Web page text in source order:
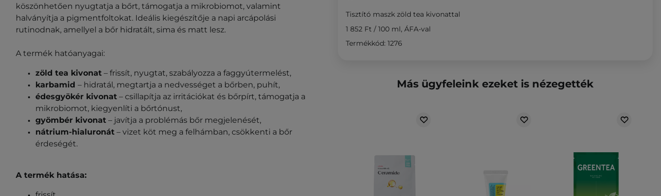
köszönhetően nyugtatja a bőrt, támogatja a mikrobiomot, valamint
halványítja a pigmentfoltokat. Ideális kiegészítője a napi arcápolási
rutinodnak, amellyel a bőr hidratált, sima és matt lesz.
A termék hatóanyagai:
zöld tea kivonat – frissít, nyugtat, szabályozza a faggyútermelést,
karbamid – hidratál, megtartja a nedvességet a bőrben, puhít,
édesgyökér kivonat – csillapítja az irritációkat és bőrpírt, támogatja a
mikrobiomot, kiegyenlíti a bőrtónust,
gyömbér kivonat – javítja a problémás bőr megjelenését,
nátrium-hialuronát – vizet köt meg a felhámban, csökkenti a bőr
érdeségét.
A termék hatása:
Tisztító maszk zöld tea kivonattal
1 852 Ft / 100 ml, ÁFA-val
Termékkód: 1276
Más ügyfeleink ezeket is nézegették